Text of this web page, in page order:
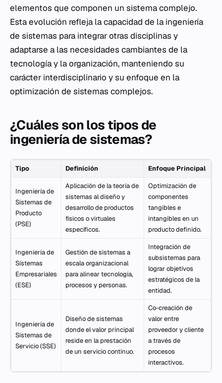
elementos que componen un sistema complejo.
Esta evolución refleja la capacidad de la ingeniería
de sistemas para integrar otras disciplinas y
adaptarse a las necesidades cambiantes de la
tecnología y la organización, manteniendo su
carácter interdisciplinario y su enfoque en la
optimización de sistemas complejos.
¿Cuáles son los tipos de
ingeniería de sistemas?
Tipo Definición Enfoque Principal
Ingeniería de
Sistemas de
Producto
(PSE)
Aplicación de la teoría de
sistemas al diseño y
desarrollo de productos
físicos o virtuales
específicos.
Optimización de
componentes
tangibles e
intangibles en un
producto definido.
Ingeniería de
Sistemas
Empresariales
(ESE)
Gestión de sistemas a
escala organizacional
para alinear tecnología,
procesos y personas.
Integración de
subsistemas para
lograr objetivos
estratégicos de la
entidad.
Ingeniería de
Sistemas de
Servicio (SSE)
Diseño de sistemas
donde el valor principal
reside en la prestación
de un servicio continuo.
Co-creación de
valor entre
proveedor y cliente
a través de
procesos
interactivos.